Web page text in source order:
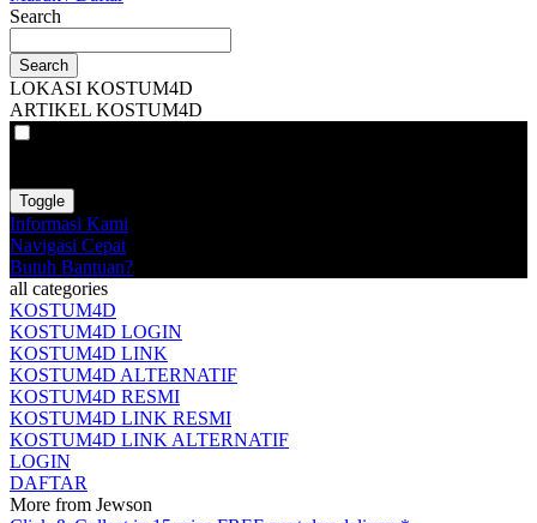
Search
Search
LOKASI KOSTUM4D
ARTIKEL KOSTUM4D
Toggle
Informasi Kami
Navigasi Cepat
Butuh Bantuan?
all categories
KOSTUM4D
KOSTUM4D LOGIN
KOSTUM4D LINK
KOSTUM4D ALTERNATIF
KOSTUM4D RESMI
KOSTUM4D LINK RESMI
KOSTUM4D LINK ALTERNATIF
LOGIN
DAFTAR
More from Jewson